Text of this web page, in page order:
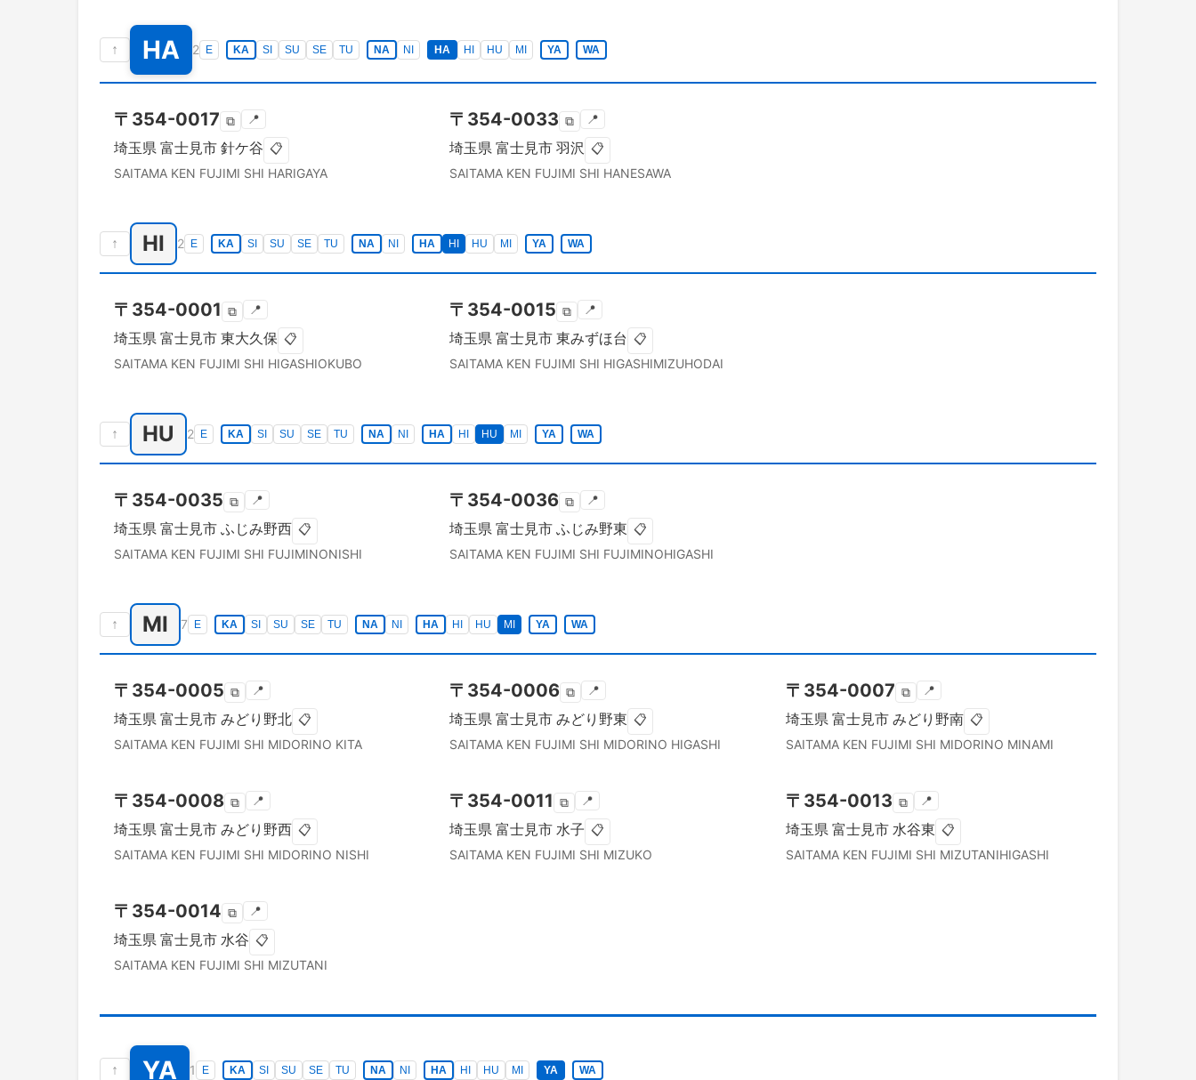
↑ HA 2 E KA SI SU SE TU NA NI HA HI HU MI YA WA
〒 354-0017 ⧉ 📍
埼玉県 富士見市 針ケ谷 📋
SAITAMA KEN FUJIMI SHI HARIGAYA
〒 354-0033 ⧉ 📍
埼玉県 富士見市 羽沢 📋
SAITAMA KEN FUJIMI SHI HANESAWA
↑ HI 2 E KA SI SU SE TU NA NI HA HI HU MI YA WA
〒 354-0001 ⧉ 📍
埼玉県 富士見市 東大久保 📋
SAITAMA KEN FUJIMI SHI HIGASHIOKUBO
〒 354-0015 ⧉ 📍
埼玉県 富士見市 東みずほ台 📋
SAITAMA KEN FUJIMI SHI HIGASHIMIZUHODAI
↑ HU 2 E KA SI SU SE TU NA NI HA HI HU MI YA WA
〒 354-0035 ⧉ 📍
埼玉県 富士見市 ふじみ野西 📋
SAITAMA KEN FUJIMI SHI FUJIMINONISHI
〒 354-0036 ⧉ 📍
埼玉県 富士見市 ふじみ野東 📋
SAITAMA KEN FUJIMI SHI FUJIMINOHIGASHI
↑ MI 7 E KA SI SU SE TU NA NI HA HI HU MI YA WA
〒 354-0005 ⧉ 📍
埼玉県 富士見市 みどり野北 📋
SAITAMA KEN FUJIMI SHI MIDORINO KITA
〒 354-0006 ⧉ 📍
埼玉県 富士見市 みどり野東 📋
SAITAMA KEN FUJIMI SHI MIDORINO HIGASHI
〒 354-0007 ⧉ 📍
埼玉県 富士見市 みどり野南 📋
SAITAMA KEN FUJIMI SHI MIDORINO MINAMI
〒 354-0008 ⧉ 📍
埼玉県 富士見市 みどり野西 📋
SAITAMA KEN FUJIMI SHI MIDORINO NISHI
〒 354-0011 ⧉ 📍
埼玉県 富士見市 水子 📋
SAITAMA KEN FUJIMI SHI MIZUKO
〒 354-0013 ⧉ 📍
埼玉県 富士見市 水谷東 📋
SAITAMA KEN FUJIMI SHI MIZUTANIHIGASHI
〒 354-0014 ⧉ 📍
埼玉県 富士見市 水谷 📋
SAITAMA KEN FUJIMI SHI MIZUTANI
↑ YA 1 E KA SI SU SE TU NA NI HA HI HU MI YA WA